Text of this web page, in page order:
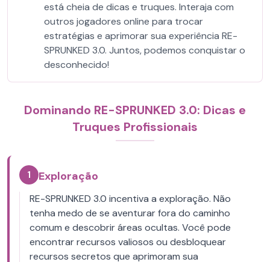
está cheia de dicas e truques. Interaja com
outros jogadores online para trocar
estratégias e aprimorar sua experiência RE-
SPRUNKED 3.0. Juntos, podemos conquistar o
desconhecido!
Dominando RE-SPRUNKED 3.0: Dicas e
Truques Profissionais
1 Exploração
RE-SPRUNKED 3.0 incentiva a exploração. Não
tenha medo de se aventurar fora do caminho
comum e descobrir áreas ocultas. Você pode
encontrar recursos valiosos ou desbloquear
recursos secretos que aprimoram sua